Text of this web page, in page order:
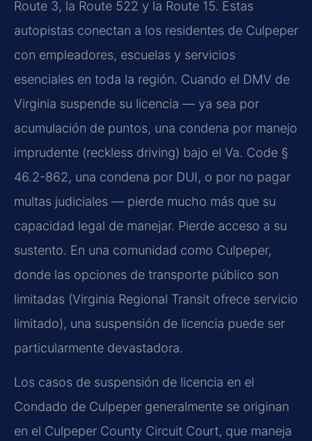
Route 3, la Route 522 y la Route 15. Estas
autopistas conectan a los residentes de Culpeper
con empleadores, escuelas y servicios
esenciales en toda la región. Cuando el DMV de
Virginia suspende su licencia — ya sea por
acumulación de puntos, una condena por manejo
imprudente (reckless driving) bajo el Va. Code §
46.2-862, una condena por DUI, o por no pagar
multas judiciales — pierde mucho más que su
capacidad legal de manejar. Pierde acceso a su
sustento. En una comunidad como Culpeper,
donde las opciones de transporte público son
limitadas (Virginia Regional Transit ofrece servicio
limitado), una suspensión de licencia puede ser
particularmente devastadora.
Los casos de suspensión de licencia en el
Condado de Culpeper generalmente se originan
en el Culpeper County Circuit Court, que maneja